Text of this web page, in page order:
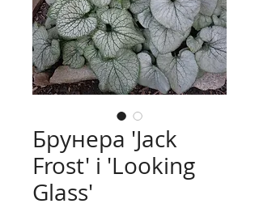
Брунера 'Jack
Frost' і 'Looking
Glass'